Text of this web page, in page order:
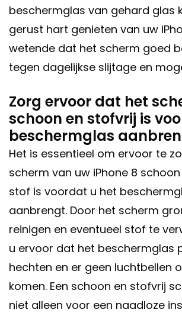
beschermglas van gehard glas
gerust hart genieten van uw
wetende dat het scherm goed
tegen dagelijkse slijtage en
Zorg ervoor dat het
schoon en stofvrij is
beschermglas
Het is essentieel om ervoor te
scherm van uw iPhone 8
stof is voordat u het
aanbrengt. Door het scherm
reinigen en eventueel stof te
u ervoor dat het beschermglas
hechten en er geen luchtbellen
komen. Een schoon en stofvrij
niet alleen voor een naadloze